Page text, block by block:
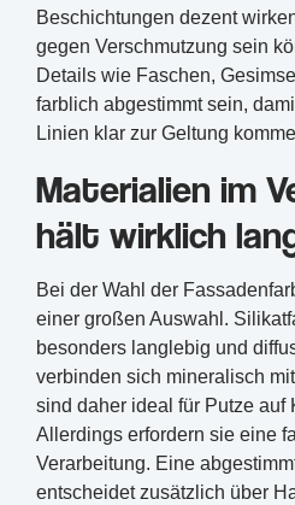
Beschichtungen dezent
gegen Verschmutzung sein
Details wie Faschen,
farblich abgestimmt sein,
Linien klar zur Geltung
Materialien im
hält wirklich
Bei der Wahl der
einer großen Auswahl.
besonders langlebig und
verbinden sich mineralisch
sind daher ideal für Putze auf
Allerdings erfordern sie eine
Verarbeitung. Eine
entscheidet zusätzlich über